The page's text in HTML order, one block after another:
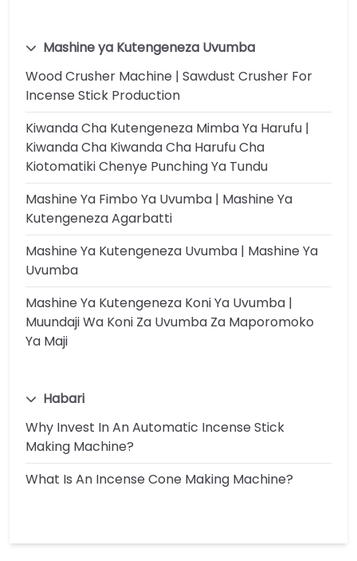
Mashine ya Kutengeneza Uvumba
Wood Crusher Machine | Sawdust Crusher For
Incense Stick Production
Kiwanda Cha Kutengeneza Mimba Ya Harufu |
Kiwanda Cha Kiwanda Cha Harufu Cha
Kiotomatiki Chenye Punching Ya Tundu
Mashine Ya Fimbo Ya Uvumba | Mashine Ya
Kutengeneza Agarbatti
Mashine Ya Kutengeneza Uvumba | Mashine Ya
Uvumba
Mashine Ya Kutengeneza Koni Ya Uvumba |
Muundaji Wa Koni Za Uvumba Za Maporomoko
Ya Maji
Habari
Why Invest In An Automatic Incense Stick
Making Machine?
What Is An Incense Cone Making Machine?